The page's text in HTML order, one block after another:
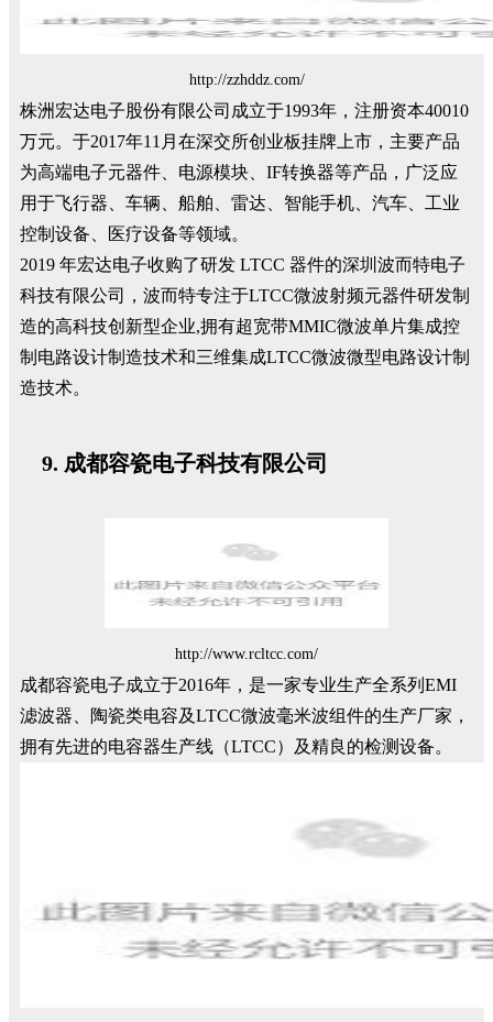
http://zzhddz.com/
株洲宏达电子股份有限公司成立于1993年，注册资本40010
万元。于2017年11月在深交所创业板挂牌上市，主要产品
为高端电子元器件、电源模块、IF转换器等产品，广泛应
用于飞行器、车辆、船舶、雷达、智能手机、汽车、工业
控制设备、医疗设备等领域。
2019 年宏达电子收购了研发 LTCC 器件的深圳波而特电子
科技有限公司，波而特专注于LTCC微波射频元器件研发制
造的高科技创新型企业,拥有超宽带MMIC微波单片集成控
制电路设计制造技术和三维集成LTCC微波微型电路设计制
造技术。
成都容瓷电子科技有限公司
http://www.rcltcc.com/
成都容瓷电子成立于2016年，是一家专业生产全系列EMI
滤波器、陶瓷类电容及LTCC微波毫米波组件的生产厂家，
拥有先进的电容器生产线（LTCC）及精良的检测设备。